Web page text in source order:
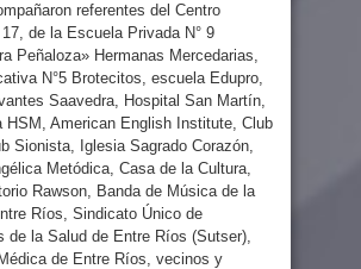
referentes del Centro
de la Escuela Privada N° 9
Peñaloza» Hermanas Mercedarias,
N°5 Brotecitos, escuela Edupro,
Saavedra, Hospital San Martín,
HSM, American English Institute, Club
Sionista, Iglesia Sagrado Corazón,
Metódica, Casa de la Cultura,
Rawson, Banda de Música de la
Ríos, Sindicato Único de
de la Salud de Entre Ríos (Sutser),
de Entre Ríos, vecinos y